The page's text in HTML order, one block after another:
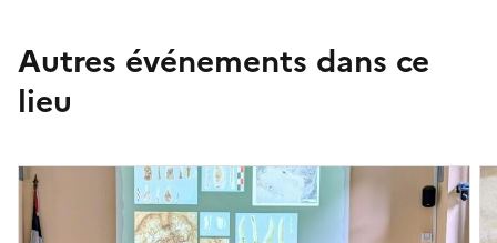
Autres événements dans ce
lieu